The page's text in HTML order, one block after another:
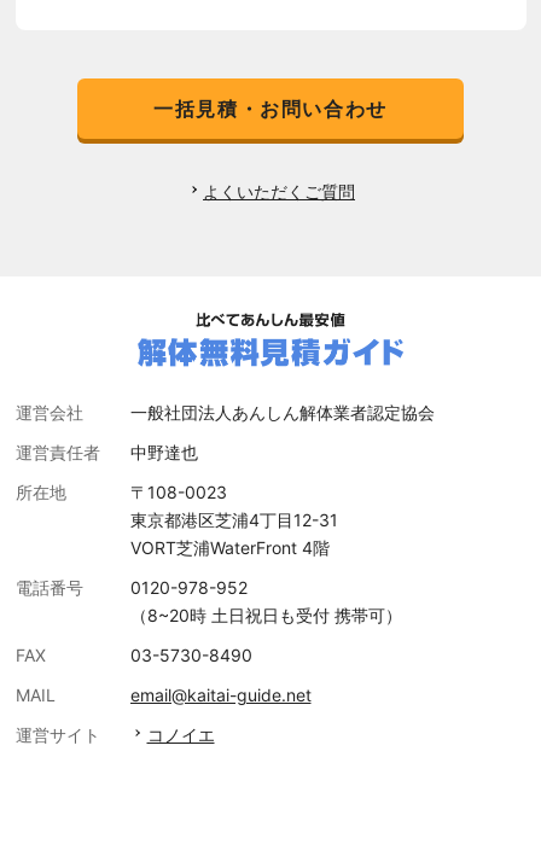
一括見積・お問い合わせ
よくいただくご質問
運営会社
一般社団法人あんしん解体業者認定協会
運営責任者
中野達也
所在地
〒108-0023
東京都港区芝浦4丁目12-31
VORT芝浦WaterFront 4階
電話番号
0120-978-952
（8~20時 土日祝日も受付 携帯可）
FAX
03-5730-8490
MAIL
email@kaitai-guide.net
運営サイト
コノイエ